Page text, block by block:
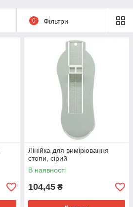
0 Фільтри
Лінійка для вимірювання
стопи, сірий
В наявності
104,45 ₴